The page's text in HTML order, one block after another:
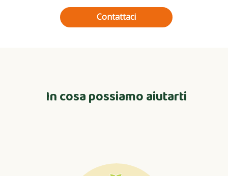
Contattaci
In cosa possiamo aiutarti